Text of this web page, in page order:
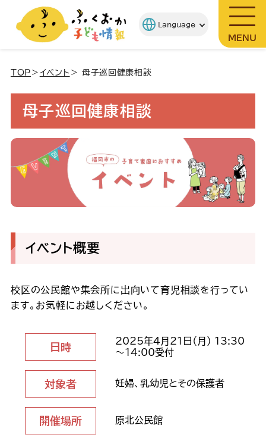
MENU
TOP ＞ イベント ＞ 母子巡回健康相談
母子巡回健康相談
イベント概要
校区の公民館や集会所に出向いて育児相談を行ってい
ます。お気軽にお越しください。
日時
2025年4月21日（月） 13:30
～14:00受付
対象者 妊婦、乳幼児とその保護者
開催場所 原北公民館